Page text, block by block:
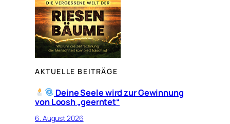
AKTUELLE BEITRÄGE
Deine Seele wird zur Gewinnung
von Loosh „geerntet“
6. August 2026